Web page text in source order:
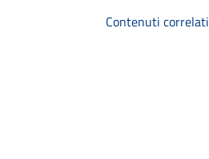
Contenuti correlati